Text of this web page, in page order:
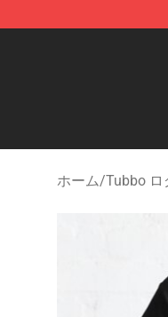
Tubbo Store -
ホーム/Tubbo ロ